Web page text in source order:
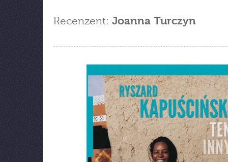
Recenzent: Joanna Turczyn